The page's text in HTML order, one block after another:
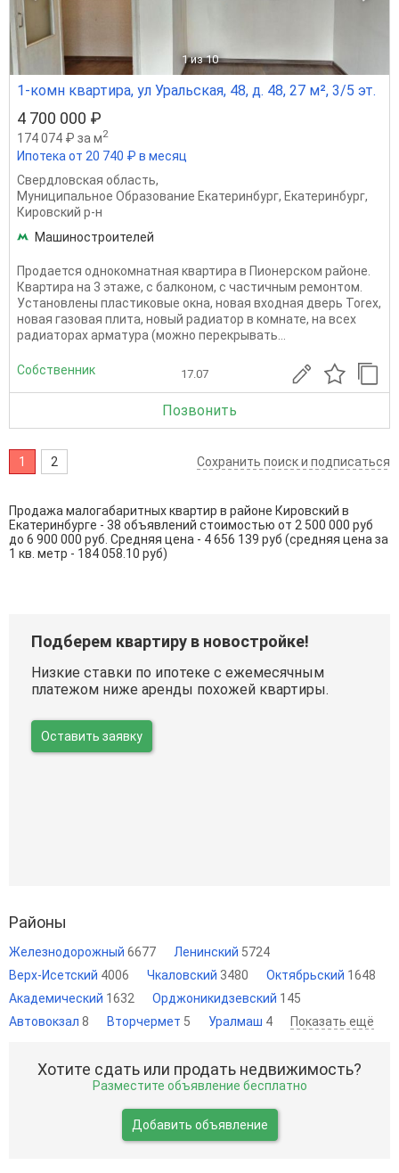
1 из 10
1-комн квартира, ул Уральская, 48, д. 48, 27 м², 3/5 эт.
4 700 000 ₽
174 074 ₽ за м2
Ипотека от 20 740 ₽ в месяц
Свердловская область,
Муниципальное Образование Екатеринбург, Екатеринбург,
Кировский р-н
Машиностроителей
Продается однокомнатная квартира в Пионерском районе.
Квартира на 3 этаже, с балконом, с частичным ремонтом.
Установлены пластиковые окна, новая входная дверь Torex,
новая газовая плита, новый радиатор в комнате, на всех
радиаторах арматура (можно перекрывать...
Собственник 17.07
Позвонить
1 2 Сохранить поиск и подписаться
Продажа малогабаритных квартир в районе Кировский в
Екатеринбурге - 38 объявлений стоимостью от 2 500 000 руб
до 6 900 000 руб. Средняя цена - 4 656 139 руб (средняя цена за
1 кв. метр - 184 058.10 руб)
Подберем квартиру в новостройке!
Низкие ставки по ипотеке с ежемесячным
платежом ниже аренды похожей квартиры.
Оставить заявку
Районы
Железнодорожный 6677 Ленинский 5724
Верх-Исетский 4006 Чкаловский 3480 Октябрьский 1648
Академический 1632 Орджоникидзевский 145
Автовокзал 8 Вторчермет 5 Уралмаш 4 Показать ещё
Хотите сдать или продать недвижимость?
Разместите объявление бесплатно
Добавить объявление